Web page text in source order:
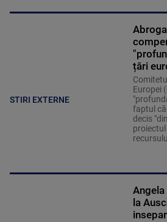
STIRI EXTERNE
țări
Europei
faptul
decis
la